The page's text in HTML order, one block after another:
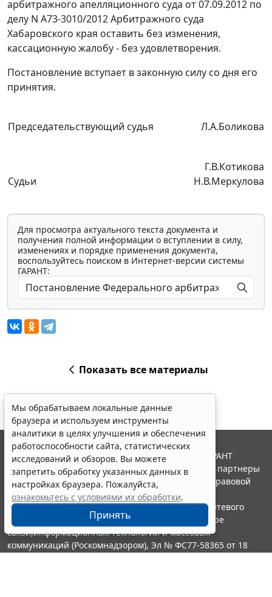
арбитражного апелляционного суда от 07.09.2012 по
делу N А73-3010/2012 Арбитражного суда
Хабаровского края оставить без изменения,
кассационную жалобу - без удовлетворения.
Постановление вступает в законную силу со дня его
принятия.
Председательствующий судья Л.А.Боликова
Судьи
Г.В.Котикова
Н.В.Меркулова
Для просмотра актуального текста документа и
получения полной информации о вступлении в силу,
изменениях и порядке применения документа,
воспользуйтесь поиском в Интернет-версии системы
ГАРАНТ:
Показать все материалы
Мы обрабатываем локальные данные
браузера и используем инструменты
аналитики в целях улучшения и обеспечения
работоспособности сайта, статистических
исследований и обзоров. Вы можете
запретить обработку указанных данных в
настройках браузера. Пожалуйста,
ознакомьтесь с условиями их обработки.
Принять
© ООО "НПП "ГАРАНТ-СЕРВИС", 2026. Система ГАРАНТ
выпускается с 1990 года. Компания "Гарант" и ее партнеры
являются участниками Российской ассоциации правовой
информации ГАРАНТ.
Портал ГАРАНТ.РУ зарегистрирован в качестве сетевого
издания Федеральной службой по надзору в сфере
связи,информационных технологий и массовых
коммуникаций (Роскомнадзором), Эл № ФС77-58365 от 18